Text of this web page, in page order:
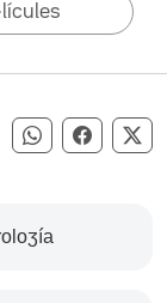
Compartir